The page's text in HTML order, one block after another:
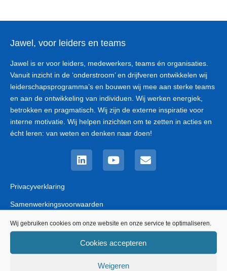
Wij gebruiken cookies om onze website en onze service te optimaliseren.
Cookies accepteren
Weigeren
Jawel, voor leiders en teams
Jawel is er voor leiders, medewerkers, teams én organisaties.
Vanuit inzicht in de ‘onderstroom’ en drijfveren ontwikkelen wij
leiderschapsprogramma’s en bouwen wij mee aan sterke teams
en aan de ontwikkeling van individuen. Wij werken energiek,
betrokken en pragmatisch. Wij zijn de externe inspiratie voor
interne motivatie. Wij helpen inzichten om te zetten in acties en
écht leren: van weten en denken naar doen!
LinkedinYoutubeEnvelope
Privacyverklaring
Samenwerkingsvoorwaarden
Corona protocol